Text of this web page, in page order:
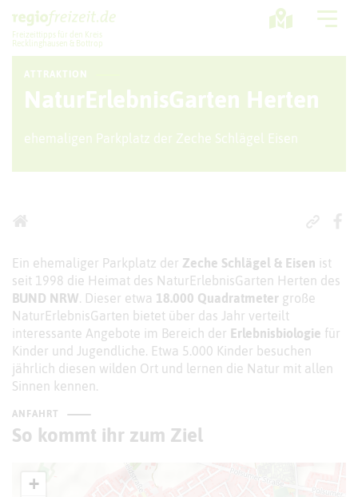
Freizeittipps für den Kreis
Recklinghausen & Bottrop
ATTRAKTION
NaturErlebnisGarten Herten
ehemaligen Parkplatz der Zeche Schlägel Eisen
Ein ehemaliger Parkplatz der Zeche Schlägel & Eisen ist
seit 1998 die Heimat des NaturErlebnisGarten Herten des
BUND NRW. Dieser etwa 18.000 Quadratmeter große
NaturErlebnisGarten bietet über das Jahr verteilt
interessante Angebote im Bereich der Erlebnisbiologie für
Kinder und Jugendliche. Etwa 5.000 Kinder besuchen
jährlich diesen wilden Ort und lernen die Natur mit allen
Sinnen kennen.
ANFAHRT
So kommt ihr zum Ziel
+